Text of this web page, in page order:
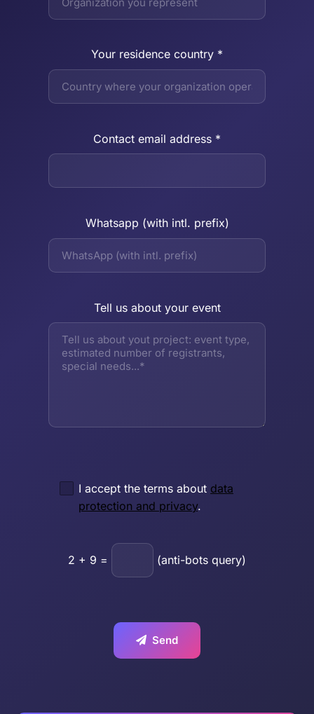
Your residence country *
Contact email address *
Whatsapp (with intl. prefix)
Tell us about your event
I accept the terms about data
protection and privacy.
2 + 9 = (anti-bots query)
Send